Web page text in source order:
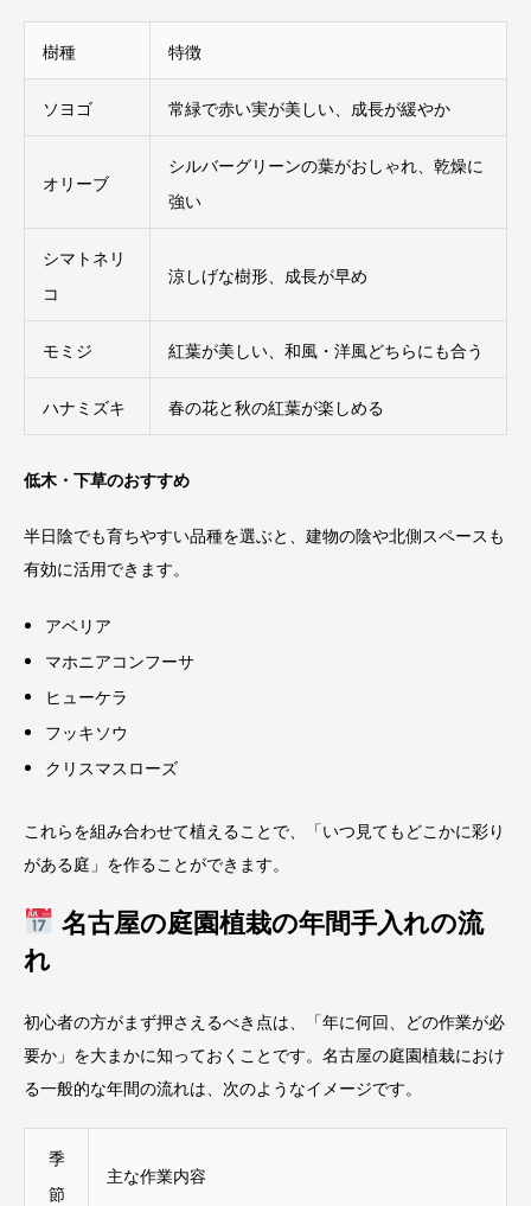
樹種 特徴
ソヨゴ 常緑で赤い実が美しい、成長が緩やか
オリーブ
シルバーグリーンの葉がおしゃれ、乾燥に
強い
シマトネリ
コ
涼しげな樹形、成長が早め
モミジ 紅葉が美しい、和風・洋風どちらにも合う
ハナミズキ 春の花と秋の紅葉が楽しめる
低木・下草のおすすめ
半日陰でも育ちやすい品種を選ぶと、建物の陰や北側スペースも
有効に活用できます。
アベリア
マホニアコンフーサ
ヒューケラ
フッキソウ
クリスマスローズ
これらを組み合わせて植えることで、「いつ見てもどこかに彩り
がある庭」を作ることができます。
名古屋の庭園植栽の年間手入れの流
れ
初心者の方がまず押さえるべき点は、「年に何回、どの作業が必
要か」を大まかに知っておくことです。名古屋の庭園植栽におけ
る一般的な年間の流れは、次のようなイメージです。
季
節
主な作業内容